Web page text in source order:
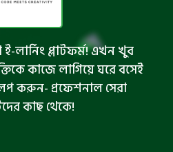
লার্নিং প্লাটফর্ম! এখন খুব
কাজে লাগিয়ে ঘরে বসেই
করুন- প্রফেশনাল সেরা
কাছ থেকে!